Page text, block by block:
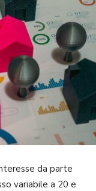
da parte
variabile a 20 e